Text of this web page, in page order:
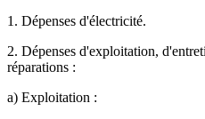
1. Dépenses d'électricité.
2. Dépenses d'exploitation,
réparations :
a) Exploitation :